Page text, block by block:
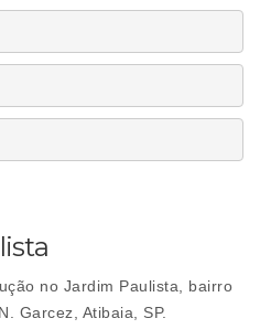
no Jardim Paulista, bairro
Garcez, Atibaia, SP.